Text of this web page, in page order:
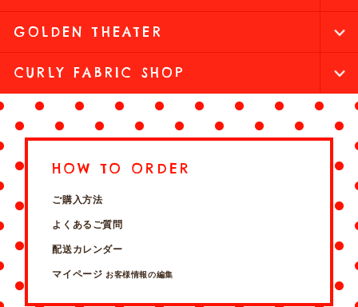
GOLDEN THEATER
CURLY FABRIC SHOP
HOW TO ORDER
ご購入方法
よくあるご質問
配送カレンダー
マイページ お客様情報の編集